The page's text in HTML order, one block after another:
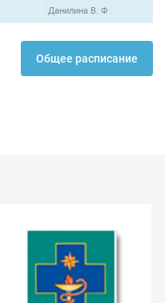
Данилина В. Ф
Общее расписание